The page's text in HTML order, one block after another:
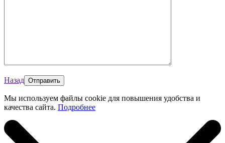
Назад
Мы используем файлы cookie для повышения удобства и
качества сайта. Подробнее